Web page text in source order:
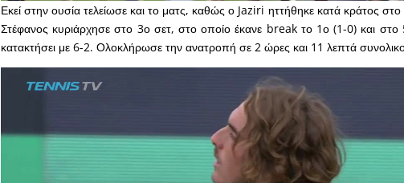
Εκεί στην ουσία τελείωσε και το ματς, καθώς ο Jaziri ηττήθηκε κατά κράτος στο
Στέφανος κυριάρχησε στο 3ο σετ, στο οποίο έκανε break το 1ο (1-0) και
κατακτήσει με 6-2. Ολοκλήρωσε την ανατροπή σε 2 ώρες και 11 λεπτά